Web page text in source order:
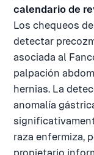
calendario de
Los chequeos
detectar
asociada al
palpación
hernias. La
anomalía
raza enfermiza,